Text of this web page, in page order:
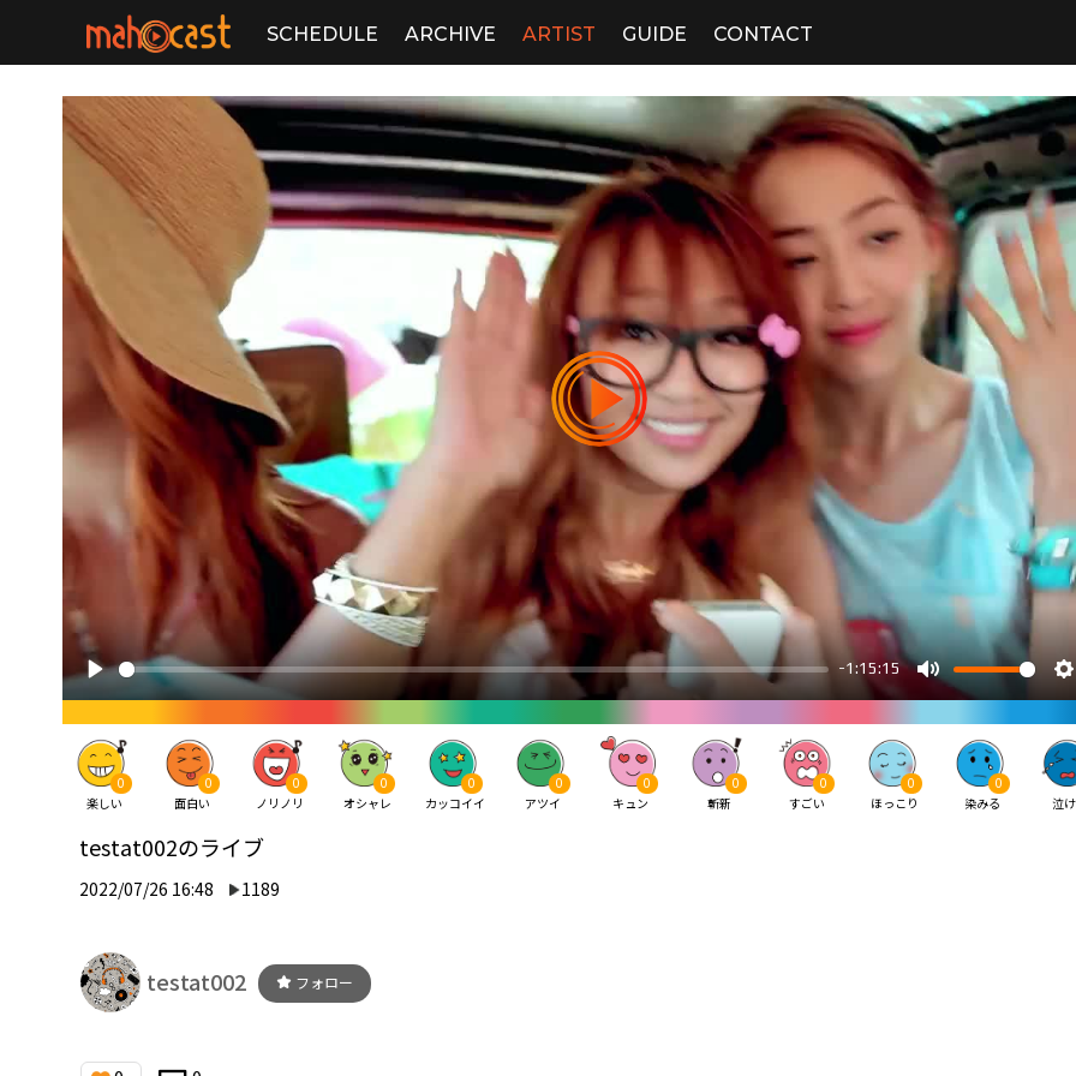
SCHEDULE ARCHIVE ARTIST GUIDE CONTACT
0
楽しい
0
面白い
0
ノリノリ
0
オシャレ
0
カッコイイ
0
アツイ
0
キュン
0
斬新
0
すごい
0
ほっこり
0
染みる
泣
testat002のライブ
2022/07/26 16:48 1189
testat002 フォロー